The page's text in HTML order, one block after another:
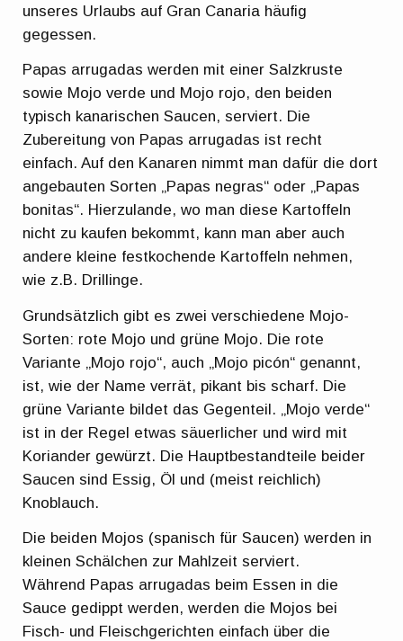
unseres Urlaubs auf Gran Canaria häufig
gegessen.
Papas arrugadas werden mit einer Salzkruste
sowie Mojo verde und Mojo rojo, den beiden
typisch kanarischen Saucen, serviert. Die
Zubereitung von Papas arrugadas ist recht
einfach. Auf den Kanaren nimmt man dafür die dort
angebauten Sorten „Papas negras“ oder „Papas
bonitas“. Hierzulande, wo man diese Kartoffeln
nicht zu kaufen bekommt, kann man aber auch
andere kleine festkochende Kartoffeln nehmen,
wie z.B. Drillinge.
Grundsätzlich gibt es zwei verschiedene Mojo-
Sorten: rote Mojo und grüne Mojo. Die rote
Variante „Mojo rojo“, auch „Mojo picón“ genannt,
ist, wie der Name verrät, pikant bis scharf. Die
grüne Variante bildet das Gegenteil. „Mojo verde“
ist in der Regel etwas säuerlicher und wird mit
Koriander gewürzt. Die Hauptbestandteile beider
Saucen sind Essig, Öl und (meist reichlich)
Knoblauch.
Die beiden Mojos (spanisch für Saucen) werden in
kleinen Schälchen zur Mahlzeit serviert.
Während Papas arrugadas beim Essen in die
Sauce gedippt werden, werden die Mojos bei
Fisch- und Fleischgerichten einfach über die